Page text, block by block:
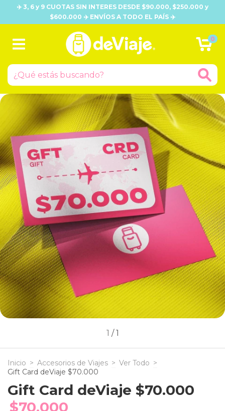
✈️ 3, 6 y 9 CUOTAS SIN INTERES DESDE $90.000, $250.000 y
$600.000 ✈️ ENVÍOS A TODO EL PAÍS ✈️
0
1 /1
Inicio > Accesorios de Viajes > Ver Todo >
Gift Card deViaje $70.000
Gift Card deViaje $70.000
$70.000